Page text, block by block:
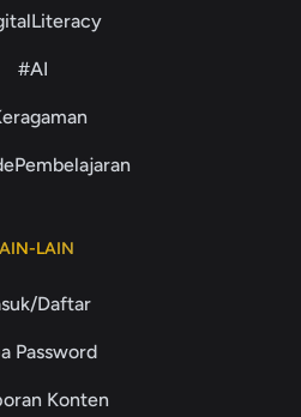
#AI
LAIN
Daftar
Password
Konten